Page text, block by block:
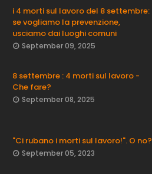
i 4 morti sul lavoro del 8 settembre:
se vogliamo la prevenzione,
usciamo dai luoghi comuni
September 09, 2025
8 settembre : 4 morti sul lavoro -
Che fare?
September 08, 2025
"Ci rubano i morti sul lavoro!". O no?
September 05, 2023